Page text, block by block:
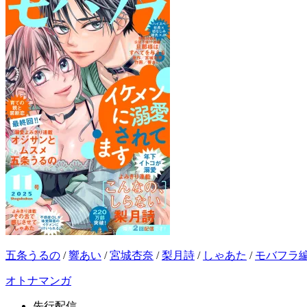
五条うるの /響あい /宮城杏奈 /梨月詩 / しゃあた / モバフラ
オトナマンガ